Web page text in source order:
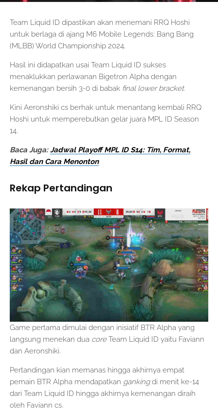
Team Liquid ID dipastikan akan menemani RRQ Hoshi
untuk berlaga di ajang M6 Mobile Legends: Bang Bang
(MLBB) World Championship 2024.
Hasil ini didapatkan usai Team Liquid ID sukses
menaklukkan perlawanan Bigetron Alpha dengan
kemenangan bersih 3-0 di babak final lower bracket.
Kini Aeronshiki cs berhak untuk menantang kembali RRQ
Hoshi untuk memperebutkan gelar juara MPL ID Season
14.
Baca Juga:Jadwal Playoff MPL ID S14: Tim, Format,
Hasil dan Cara Menonton
Rekap Pertandingan
Game pertama dimulai dengan inisiatif BTR Alpha yang
langsung menekan dua coreTeam Liquid ID yaitu Faviann
dan Aeronshiki.
Pertandingan kian memanas hingga akhirnya empat
pemain BTR Alpha mendapatkan gankingdi menit ke-14
dari Team Liquid ID hingga akhirnya kemenangan diraih
oleh Faviann cs.